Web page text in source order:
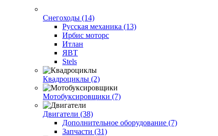
Снегоходы (14)
Русская механика (13)
Ирбис моторс
Итлан
ЯВТ
Stels
Квадроциклы (2)
Мотобуксировщики (7)
Двигатели (38)
Дополнительное оборудование (7)
Запчасти (31)